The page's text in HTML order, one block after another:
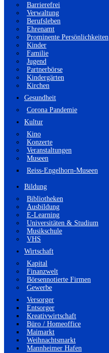
Barrierefrei
Verwaltung
Berufsleben
Ehrenamt
Prominente Persönlichkeiten
Kinder
Familie
Jugend
Partnerbörse
Kindergärten
Kirchen
Gesundheit
Corona Pandemie
Kultur
Kino
Konzerte
Veranstaltungen
Museen
Reiss-Engelhorn-Museen
Bildung
Bibliotheken
Ausbildung
E-Learning
Universitäten & Studium
Musikschule
VHS
Wirtschaft
Kapital
Finanzwelt
Börsennotierte Firmen
Gewerbe
Versorger
Entsorger
Kreativwirtschaft
Büro / Homeoffice
Maimarkt
Weihnachtsmarkt
Mannheimer Hafen